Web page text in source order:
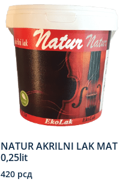
NATUR AKRILNI LAK MAT
0,25lit
420 рсд